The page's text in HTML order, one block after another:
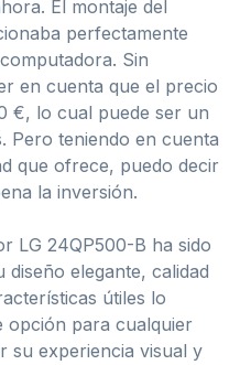
El montaje del
perfectamente
Sin
en cuenta que el precio
€, lo cual puede ser un
Pero teniendo en cuenta
que ofrece, puedo decir
la inversión.
LG 24QP500-B ha sido
diseño elegante, calidad
útiles lo
opción para cualquier
su experiencia visual y